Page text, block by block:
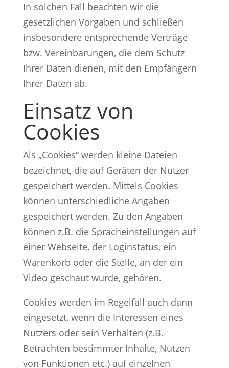
In solchen Fall beachten wir die
gesetzlichen Vorgaben und schließen
insbesondere entsprechende Verträge
bzw. Vereinbarungen, die dem Schutz
Ihrer Daten dienen, mit den Empfängern
Ihrer Daten ab.
Einsatz von
Cookies
Als „Cookies“ werden kleine Dateien
bezeichnet, die auf Geräten der Nutzer
gespeichert werden. Mittels Cookies
können unterschiedliche Angaben
gespeichert werden. Zu den Angaben
können z.B. die Spracheinstellungen auf
einer Webseite, der Loginstatus, ein
Warenkorb oder die Stelle, an der ein
Video geschaut wurde, gehören.
Cookies werden im Regelfall auch dann
eingesetzt, wenn die Interessen eines
Nutzers oder sein Verhalten (z.B.
Betrachten bestimmter Inhalte, Nutzen
von Funktionen etc.) auf einzelnen